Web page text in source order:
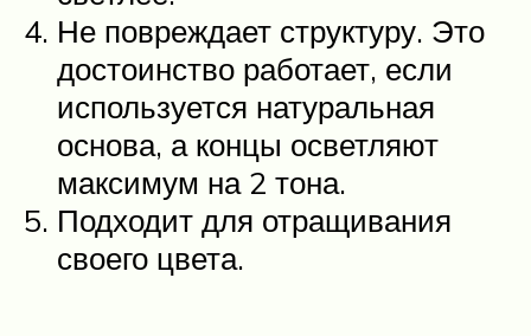
Не повреждает структуру. Это
достоинство работает, если
используется натуральная
основа, а концы осветляют
максимум на 2 тона.
Подходит для отращивания
своего цвета.